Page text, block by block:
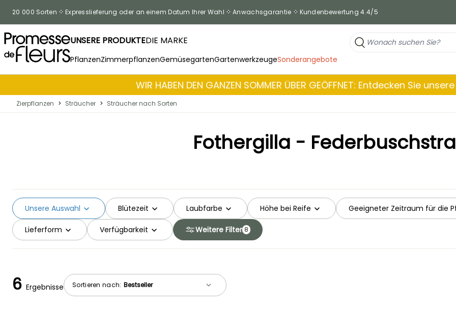
20 000 Sorten Expresslieferung oder an einem Datum Ihrer Wahl Anwachsgarantie Kundenbewertung 4.4/5
UNSERE PRODUKTEDIE MARKE
PflanzenZimmerpflanzenGemüsegartenGartenwerkzeugeSonderangebote
WIR HABEN DEN GANZEN SOMMER ÜBER GEÖFFNET: Entdecken Sie
Zierpflanzen > Sträucher > Sträucher nach Sorten
Fothergilla -
Blütezeit Laubfarbe Höhe bei Reife Geeigneter Zeitraum für die
Lieferform
Unsere Auswahl
Verfügbarkeit Weitere Filter 8
Sortieren nach:
6 Ergebnisse